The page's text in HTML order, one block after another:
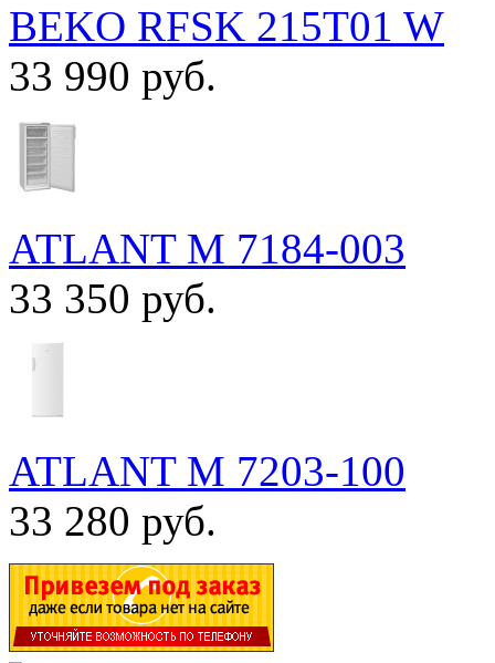
BEKO RFSK 215T01 W
33 990 руб.
ATLANT М 7184-003
33 350 руб.
ATLANT М 7203-100
33 280 руб.